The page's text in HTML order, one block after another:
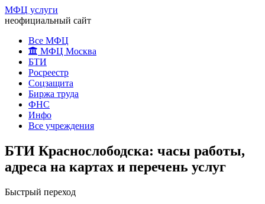
МФЦ услуги
неофициальный сайт
Все МФЦ
МФЦ Москва
БТИ
Росреестр
Соцзащита
Биржа труда
ФНС
Инфо
Все учреждения
БТИ Краснослободска: часы работы,
адреса на картах и перечень услуг
Быстрый переход